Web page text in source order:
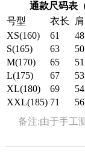
通款尺码表
号型
衣长
XS(160)
61
S(165)
63 50
M(170)
65
L(175)
67 53
XL(180)
69
XXL(185) 71 56
备注:由于手工